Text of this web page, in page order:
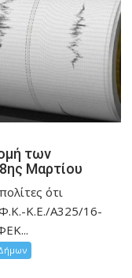
των
Μαρτίου
ότι
Κ.Ε./Α325/16-